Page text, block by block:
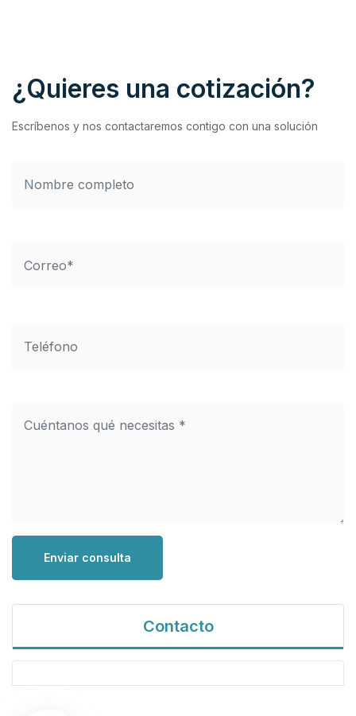
¿Quieres una cotización?
Escríbenos y nos contactaremos contigo con una solución
Enviar consulta
Contacto